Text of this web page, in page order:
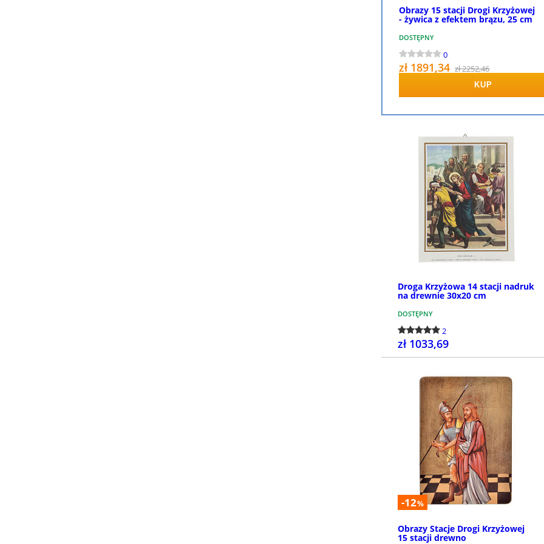
Obrazy 15 stacji Drogi Krzyżowej
- żywica z efektem brązu, 25 cm
DOSTĘPNY
0
zł 1891,34 zł 2252,46
KUP
Droga Krzyżowa 14 stacji nadruk
na drewnie 30x20 cm
DOSTĘPNY
2
zł 1033,69
-12%
Obrazy Stacje Drogi Krzyżowej
15 stacji drewno